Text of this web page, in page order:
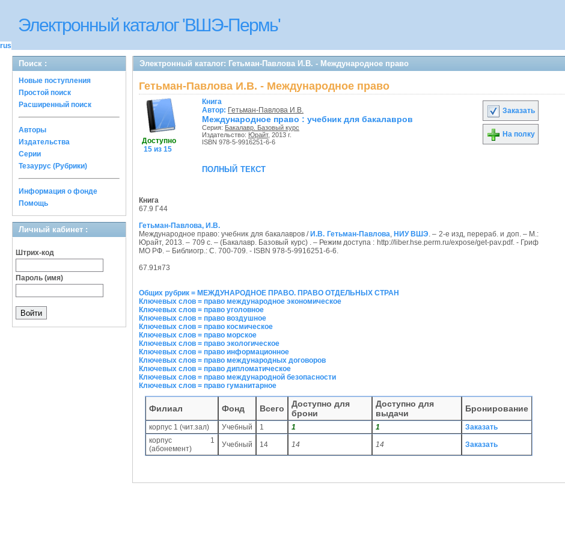
Электронный каталог 'ВШЭ-Пермь'
rus
Поиск :
Новые поступления
Простой поиск
Расширенный поиск
Авторы
Издательства
Серии
Тезаурус (Рубрики)
Информация о фонде
Помощь
Личный кабинет :
Штрих-код
Пароль (имя)
Электронный каталог: Гетьман-Павлова И.В. - Международное право
Гетьман-Павлова И.В. - Международное право
Доступно
15 из 15
Книга
Автор: Гетьман-Павлова И.В.
Международное право : учебник для бакалавров
Серия: Бакалавр. Базовый курс
Издательство: Юрайт, 2013 г.
ISBN 978-5-9916251-6-6
полный текст
Заказать
На полку
Книга
67.9 Г44
Гетьман-Павлова, И.В.
Международное право: учебник для бакалавров / И.В. Гетьман-Павлова, НИУ ВШЭ. – 2-е изд, перераб. и доп. – М.:
Юрайт, 2013. – 709 с. – (Бакалавр. Базовый курс) . – Режим доступа : http://liber.hse.perm.ru/expose/get-pav.pdf. - Гриф
МО РФ. – Библиогр.: С. 700-709. - ISBN 978-5-9916251-6-6.
67.91я73
Общих рубрик = МЕЖДУНАРОДНОЕ ПРАВО. ПРАВО ОТДЕЛЬНЫХ СТРАН
Ключевых слов = право международное экономическое
Ключевых слов = право уголовное
Ключевых слов = право воздушное
Ключевых слов = право космическое
Ключевых слов = право морское
Ключевых слов = право экологическое
Ключевых слов = право информационное
Ключевых слов = право международных договоров
Ключевых слов = право дипломатическое
Ключевых слов = право международной безопасности
Ключевых слов = право гуманитарное
Филиал Фонд Всего
Доступно для
брони
Доступно для
выдачи
Бронирование
корпус 1 (чит.зал) Учебный 1 1 1
Заказать
корпус 1
(абонемент)
Учебный 14 14 14 Заказать